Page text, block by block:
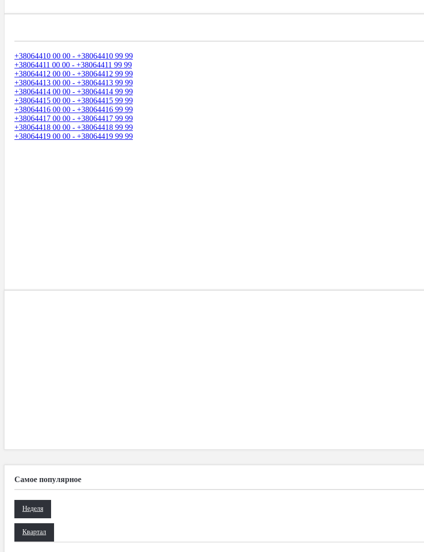
+38064410 00 00 - +38064410 99 99
+38064411 00 00 - +38064411 99 99
+38064412 00 00 - +38064412 99 99
+38064413 00 00 - +38064413 99 99
+38064414 00 00 - +38064414 99 99
+38064415 00 00 - +38064415 99 99
+38064416 00 00 - +38064416 99 99
+38064417 00 00 - +38064417 99 99
+38064418 00 00 - +38064418 99 99
+38064419 00 00 - +38064419 99 99
Самое популярное
Неделя
Квартал